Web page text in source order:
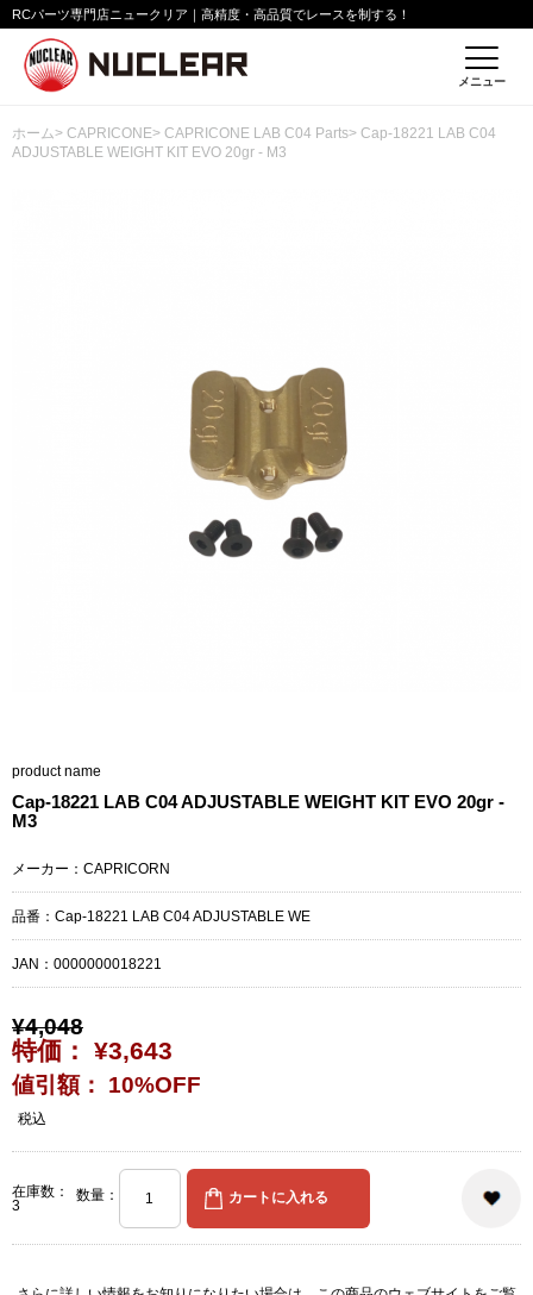
RCパーツ専門店ニュークリア｜高精度・高品質でレースを制する！
メニュー
ホーム> CAPRICONE> CAPRICONE LAB C04 Parts> Cap-18221 LAB C04
ADJUSTABLE WEIGHT KIT EVO 20gr - M3
product name
Cap-18221 LAB C04 ADJUSTABLE WEIGHT KIT EVO 20gr -
M3
メーカー：CAPRICORN
品番：Cap-18221 LAB C04 ADJUSTABLE WE
JAN： 0000000018221
¥4,048
特価： ¥3,643
値引額： 10%OFF
税込
在庫数：
3
数量：